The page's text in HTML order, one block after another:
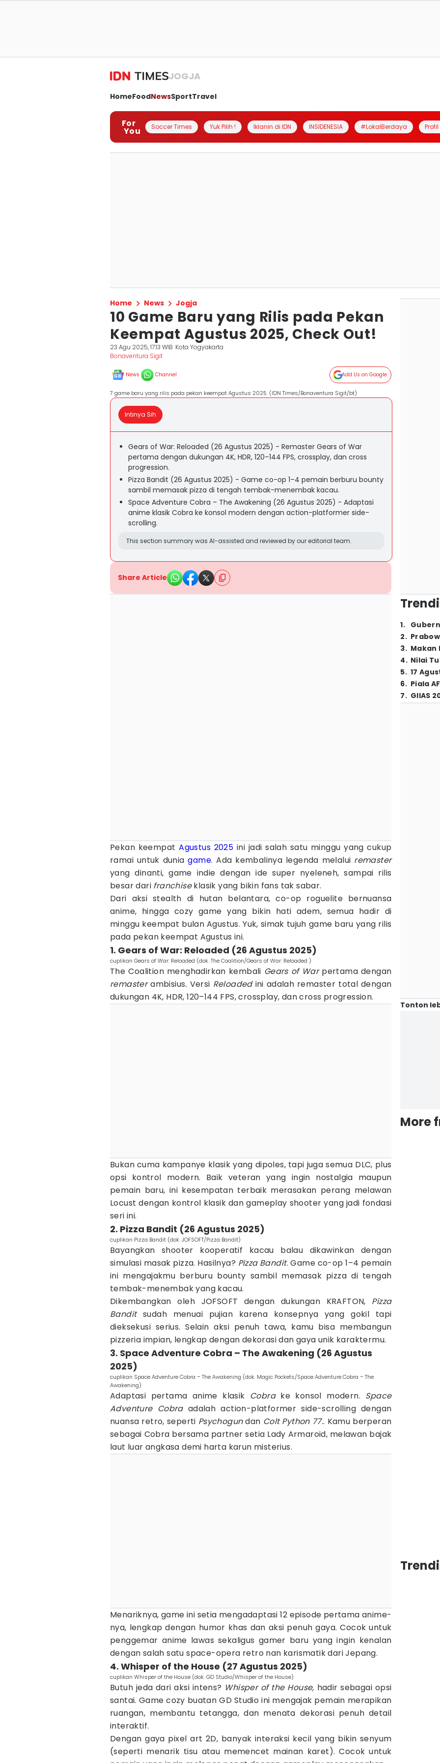
JOGJA
HomeFoodNewsSportTravel
For
You Soccer Times Yuk Pilih ! Iklanin di IDN INSIDENESIA #LokalBerdaya
Home News Jogja
10 Game Baru yang Rilis pada Pekan
Keempat Agustus 2025, Check Out!
23 Agu 2025, 17:13 WIB Kota Yogyakarta
Bonaventura Sigit
News Channel Add Us on Google
7 game baru yang rilis pada pekan keempat Agustus 2025. (IDN Times/Bonaventura Sigit/bt)
Intinya Sih
Gears of War: Reloaded (26 Agustus 2025) - Remaster Gears of War
pertama dengan dukungan 4K, HDR, 120–144 FPS, crossplay, dan cross
progression.
Pizza Bandit (26 Agustus 2025) - Game co-op 1–4 pemain berburu bounty
sambil memasak pizza di tengah tembak-menembak kacau.
Space Adventure Cobra – The Awakening (26 Agustus 2025) - Adaptasi
anime klasik Cobra ke konsol modern dengan action-platformer side-
scrolling.
This section summary was AI-assisted and reviewed by our editorial team.
Share Article
Pekan keempatAgustus 2025 ini jadi salah satu minggu yang cukup
ramai untuk duniagame. Ada kembalinya legenda melalui remaster
yang dinanti, game indie dengan ide super nyeleneh, sampai rilis
besar dari franchiseklasik yang bikin fans tak sabar.
Dari aksi stealth di hutan belantara, co-op roguelite bernuansa
anime, hingga cozy game yang bikin hati adem, semua hadir di
minggu keempat bulan Agustus. Yuk, simak tujuh game baru yang rilis
pada pekan keempat Agustus ini.
1. Gears of War: Reloaded (26 Agustus 2025)
cuplikan Gears of War: Reloaded (dok. The Coalition/Gears of War: Reloaded )
The Coalition menghadirkan kembali Gears of Warpertama dengan
remasterambisius. Versi Reloadedini adalah remaster total dengan
dukungan 4K, HDR, 120–144 FPS, crossplay, dan cross progression.
Bukan cuma kampanye klasik yang dipoles, tapi juga semua DLC, plus
opsi kontrol modern. Baik veteran yang ingin nostalgia maupun
pemain baru, ini kesempatan terbaik merasakan perang melawan
Locust dengan kontrol klasik dan gameplay shooter yang jadi fondasi
seri ini.
2. Pizza Bandit (26 Agustus 2025)
cuplikan Pizza Bandit (dok. JOFSOFT/Pizza Bandit)
Bayangkan shooter kooperatif kacau balau dikawinkan dengan
simulasi masak pizza. Hasilnya? Pizza Bandit. Game co-op 1–4 pemain
ini mengajakmu berburu bounty sambil memasak pizza di tengah
tembak-menembak yang kacau.
Dikembangkan oleh JOFSOFT dengan dukungan KRAFTON, Pizza
Banditsudah menuai pujian karena konsepnya yang gokil tapi
dieksekusi serius. Selain aksi penuh tawa, kamu bisa membangun
pizzeria impian, lengkap dengan dekorasi dan gaya unik karaktermu.
3. Space Adventure Cobra – The Awakening (26 Agustus
2025)
cuplikan Space Adventure Cobra – The Awakening (dok. Magic Pockets/Space Adventure Cobra – The
Awakening)
Adaptasi pertama anime klasik Cobrake konsol modern. Space
Adventure Cobraadalah action-platformer side-scrolling dengan
nuansa retro, seperti Psychogundan Colt Python 77.. Kamu berperan
sebagai Cobra bersama partner setia Lady Armaroid, melawan bajak
laut luar angkasa demi harta karun misterius.
Menariknya, game ini setia mengadaptasi 12 episode pertama anime-
nya, lengkap dengan humor khas dan aksi penuh gaya. Cocok untuk
penggemar anime lawas sekaligus gamer baru yang ingin kenalan
dengan salah satu space-opera retro nan karismatik dari Jepang.
4. Whisper of the House (27 Agustus 2025)
cuplikan Whisper of the House (dok. GD Studio/Whisper of the House)
Butuh jeda dari aksi intens? Whisper of the House, hadir sebagai opsi
santai. Game cozy buatan GD Studio ini mengajak pemain merapikan
ruangan, membantu tetangga, dan menata dekorasi penuh detail
interaktif.
Dengan gaya pixel art 2D, banyak interaksi kecil yang bikin senyum
(seperti menarik tisu atau memencet mainan karet). Cocok untuk
1.
2.
3. Makan
4. Nilai
5. 17
6. Piala
7. GIIAS
Tonton
More